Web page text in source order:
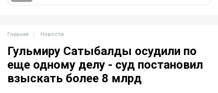
Главная Новости
Гульмиру Сатыбалды осудили по
еще одному делу - суд постановил
взыскать более 8 млрд